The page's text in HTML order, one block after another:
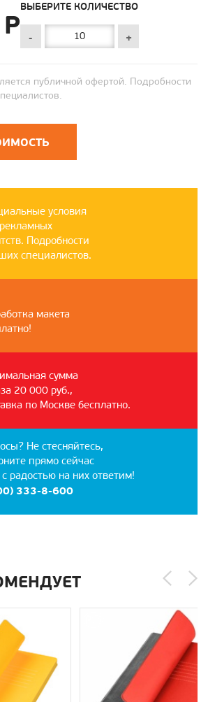
ВЫБЕРИТЕ КОЛИЧЕСТВО
- +
публичной офертой. Подробности
условия
Подробности
специалистов.
макета
сумма
20 000 руб.,
по Москве бесплатно.
Не стесняйтесь,
прямо сейчас
радостью на них ответим!
333-8-600